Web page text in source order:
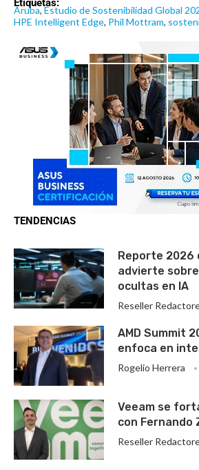
Etiquetas:
Aruba, Estudio de Sostenibilidad Global
HPE Intelligent Edge, Phil Mottram,
TENDENCIAS
Reporte 2026
advierte
ocultas en IA
Reseller
AMD Summit
enfoca en
Rogelio Herrera
Veeam se
con Fernando
Reseller